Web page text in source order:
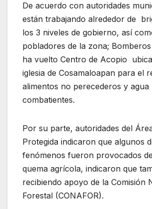
De acuerdo con autoridades
están trabajando alrededor de
los 3 niveles de gobierno, así
pobladores de la zona;
ha vuelto Centro de Acopio
iglesia de Cosamaloapan para el
alimentos no perecederos y agua
combatientes.
Por su parte, autoridades del
Protegida indicaron que algunos
fenómenos fueron provocados
quema agrícola, indicaron que
recibiendo apoyo de la Comisión
Forestal (CONAFOR).